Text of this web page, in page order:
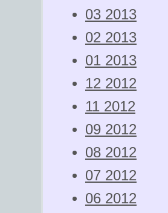
03 2013
02 2013
01 2013
12 2012
11 2012
09 2012
08 2012
07 2012
06 2012